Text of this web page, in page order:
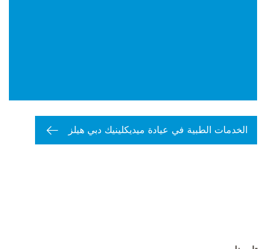
الخدمات الطبية في عيادة ميديكلينيك دبي هيلز